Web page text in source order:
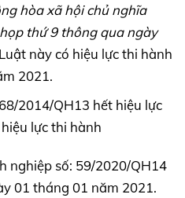
hòa xã hội chủ nghĩa
thứ 9 thông qua ngày
này có hiệu lực thi hành
2021.
2014/QH13 hết hiệu lực
lực thi hành
nghiệp số: 59/2020/QH14
01 tháng 01 năm 2021.